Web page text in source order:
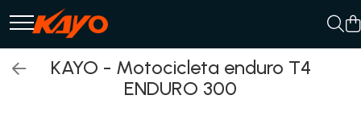
ATV
ELECTRICE
KAYO - Motocicleta enduro T4
ENDURO 300